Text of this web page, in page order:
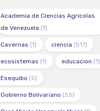
Academia de Ciencias Agrícolas
de Venezuela (1)
Cavernas (1) ciencia (517)
ecosistemas (1) educacion (1)
Esequibo (5)
Gobierno Bolivariano (55)